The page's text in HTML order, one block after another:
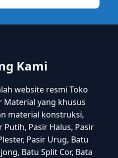
Kami
website resmi Toko
Material yang khusus
material konstruksi,
Putih, Pasir Halus, Pasir
Pasir Urug, Batu
Batu Split Cor, Bata